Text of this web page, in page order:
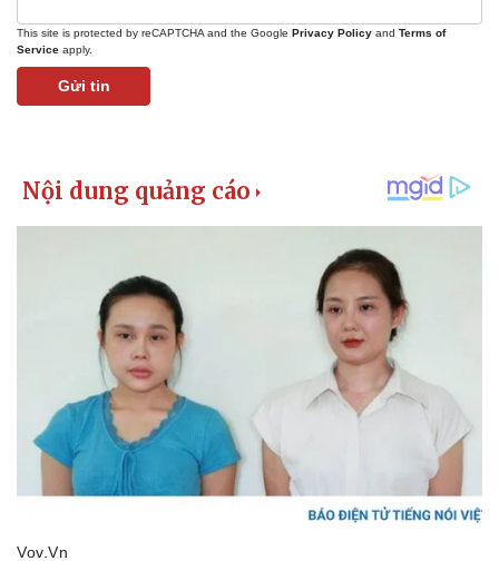
This site is protected by reCAPTCHA and the Google Privacy Policy and Terms of
Service apply.
Gửi tin